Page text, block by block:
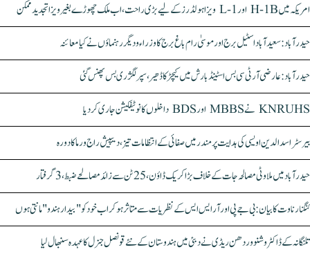
امریکہ میں H-1B اور L-1 ویزا ہولڈرز کے لیے بڑی راحت، اب ملک چھوڑے بغیر ویزا تجدید ممکن
حیدرآباد: سعیدآباد اسٹیل برج اور موسیٰ رام باغ برج کا وزراء و دیگر رہنماؤں نے کیا معائنہ
حیدرآباد: عارضی آر ٹی سی بس اسٹینڈ بارش میں کیچڑ کا ڈھیر، سپر لگژری بس پھنس گئی
KNRUHS نے MBBS اور BDS داخلوں کا نوٹیفکیشن جاری کر دیا
بیرسٹر اسدالدین اویسی کی ہدایت پر مندر میں صفائی کے انتظامات تیز، دیپیش راج ورما کا دورہ
حیدرآباد میں ملاوٹی مصالحہ جات کے خلاف بڑا کریک ڈاؤن، 25 ٹن سے زائد مصالحے ضبط، 3 گرفتار
کنگنا رناوت کا بیان: بی جے پی اور آر ایس ایس کے نظریات سے متاثر ہو کر اب خود کو "بیدار ہندو" مانتی ہوں
تلنگانہ کے ڈاکٹر وشنو وردھن ریڈی نے دبئی میں ہندوستان کے نئے قونصل جنرل کا عہدہ سنبھال لیا